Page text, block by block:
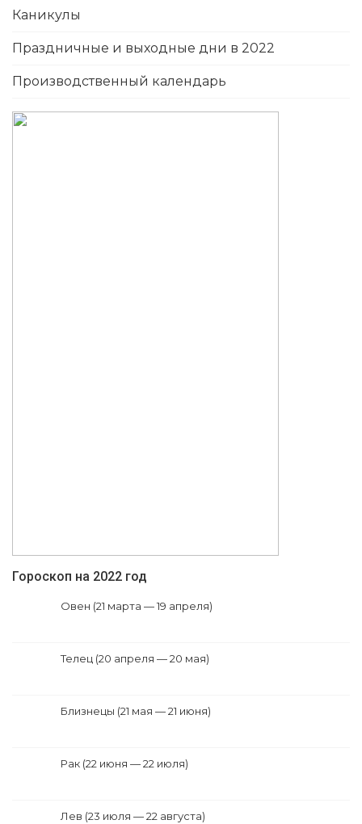
Каникулы
Праздничные и выходные дни в 2022
Производственный календарь
Гороскоп на 2022 год
Овен (21 марта — 19 апреля)
Телец (20 апреля — 20 мая)
Близнецы (21 мая — 21 июня)
Рак (22 июня — 22 июля)
Лев (23 июля — 22 августа)